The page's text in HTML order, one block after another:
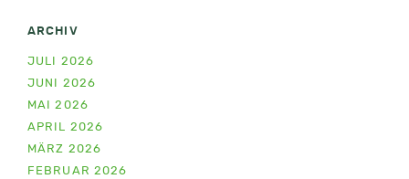
ARCHIV
JULI 2026
JUNI 2026
MAI 2026
APRIL 2026
MÄRZ 2026
FEBRUAR 2026